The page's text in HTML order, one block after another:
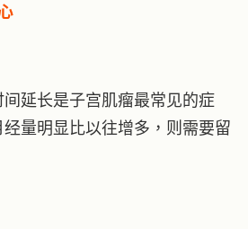
延长是子宫肌瘤最常见的症
量明显比以往增多，则需要留